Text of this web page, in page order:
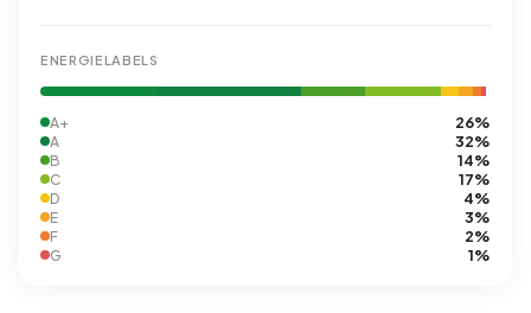
ENERGIELABELS
A+ 26%
A 32%
B 14%
C 17%
D 4%
E 3%
F 2%
G 1%